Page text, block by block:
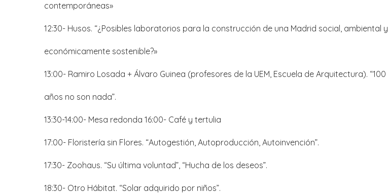
contemporáneas»
12:30- Husos. “¿Posibles laboratorios para la construcción de una Madrid social, ambiental y
económicamente sostenible?»
13:00- Ramiro Losada + Álvaro Guinea (profesores de la UEM, Escuela de Arquitectura). “100
años no son nada”.
13:30-14:00- Mesa redonda 16:00- Café y tertulia
17:00- Floristería sin Flores. “Autogestión, Autoproducción, Autoinvención”.
17:30- Zoohaus. “Su última voluntad”, “Hucha de los deseos”.
18:30- Otro Hábitat. “Solar adquirido por niños”.